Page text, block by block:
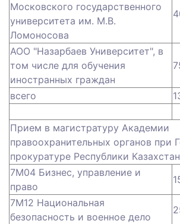
Московского государственного
университета им. М.В.
Ломоносова
АОО "Назарбаев Университет", в
том числе для обучения
иностранных граждан
всего
Прием в магистратуру Академии
правоохранительных органов при
прокуратуре Республики Казахстан
7М04 Бизнес, управление и
право
7М12 Национальная
безопасность и военное дело